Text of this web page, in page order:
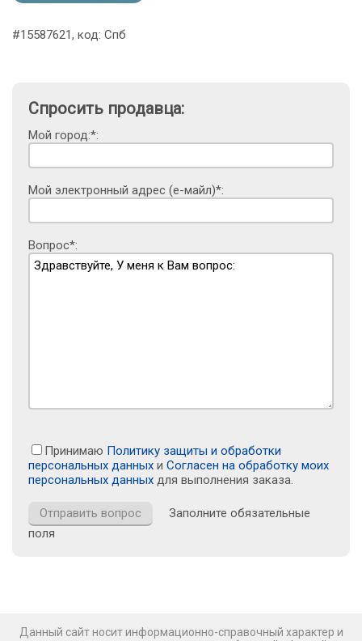
#15587621, код: Спб
Спросить продавца:
Мой город:*:
Мой электронный адрес (е-майл)*:
Вопрос*:
Принимаю Политику защиты и обработки
персональных данных и Согласен на обработку моих
персональных данных для выполнения заказа.
Заполните обязательные
поля
Данный сайт носит информационно-справочный характер и